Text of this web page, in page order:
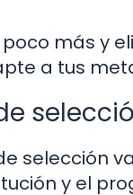
poco más y
a tus
selección
y el